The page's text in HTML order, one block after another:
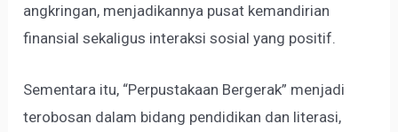
angkringan, menjadikannya pusat kemandirian
finansial sekaligus interaksi sosial yang positif.
Sementara itu, “Perpustakaan Bergerak” menjadi
terobosan dalam bidang pendidikan dan literasi,